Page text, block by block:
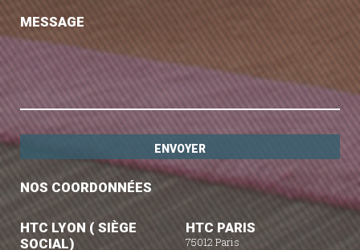
MESSAGE
NOS COORDONNÉES
HTC LYON ( SIÈGE
SOCIAL)
HTC PARIS
75012 Paris